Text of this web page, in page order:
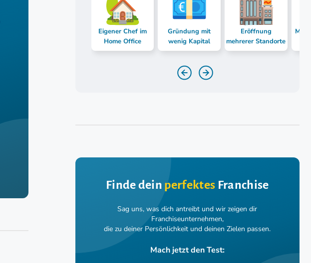
Eigener Chef im
Home Office
Gründung mit
wenig Kapital
Eröffnung
mehrerer Standorte
Finde dein perfektes Franchise
Sag uns, was dich antreibt und wir zeigen dir
Franchiseunternehmen,
die zu deiner Persönlichkeit und deinen Zielen passen.
Mach jetzt den Test: